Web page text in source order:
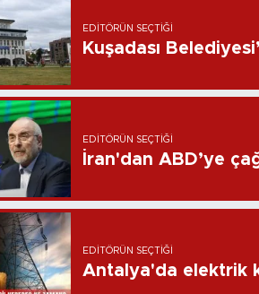
EDITÖRÜN SEÇTIĞI
Kuşadası
EDITÖRÜN SEÇTIĞI
İran'dan ABD’ye
EDITÖRÜN SEÇTIĞI
Antalya'da elektrik